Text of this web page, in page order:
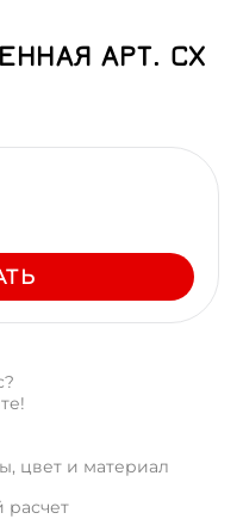
АРТ. СХ
цвет и материал
расчет